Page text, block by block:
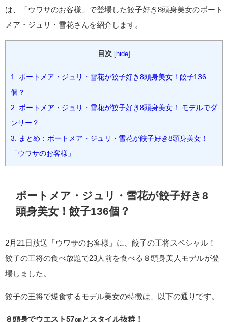
は、「ウワサのお客様」で登場した餃子好き8頭身美女のボート
メア・ジュリ・雪花さんを紹介します。
目次 hide
1. ボートメア・ジュリ・雪花が餃子好き8頭身美女！餃子136
個？
2. ボートメア・ジュリ・雪花が餃子好き8頭身美女！ モデルでダ
ンサー？
3. まとめ：ボートメア・ジュリ・雪花が餃子好き8頭身美女！
「ウワサのお客様」
ボートメア・ジュリ・雪花が餃子好き8
頭身美女！餃子136個？
2月21日放送「ウワサのお客様」に、餃子の王将スペシャル！
餃子の王将の食べ放題で23人前を食べる８頭身美人モデルが登
場しました。
餃子の王将で爆食するモデル美女の特徴は、以下の通りです。
８頭身でウエスト57㎝とスタイル抜群！